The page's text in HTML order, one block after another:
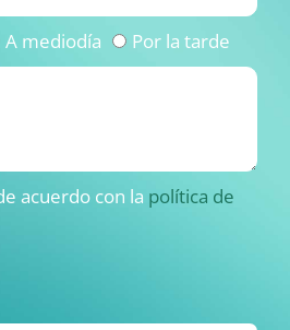
A mediodía Por la tarde
acuerdo con la política de